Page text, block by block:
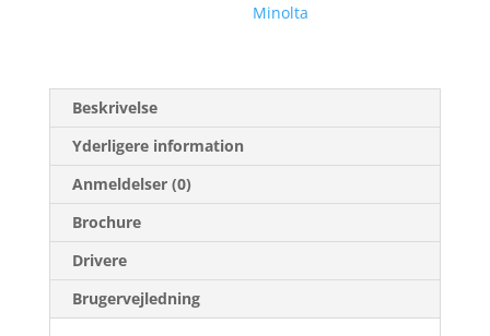
Minolta
Beskrivelse
Yderligere information
Anmeldelser (0)
Brochure
Drivere
Brugervejledning